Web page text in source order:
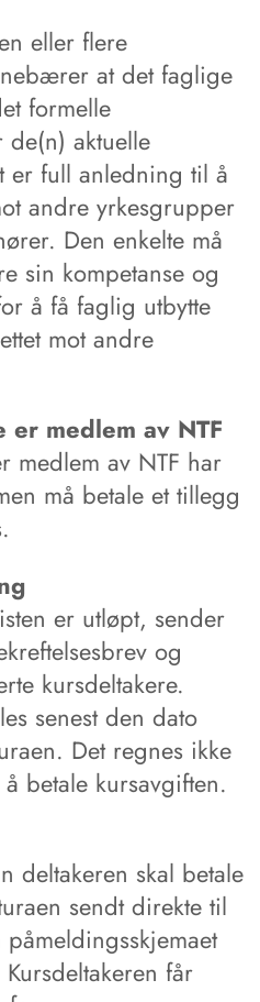
eller flere
at det faglige
formelle
de(n) aktuelle
er full anledning til å
andre yrkesgrupper
Den enkelte må
sin kompetanse og
å få faglig utbytte
mot andre
er medlem av NTF
medlem av NTF har
må betale et tillegg
er utløpt, sender
og
kursdeltakere.
senest den dato
Det regnes ikke
betale kursavgiften.
deltakeren skal betale
sendt direkte til
får